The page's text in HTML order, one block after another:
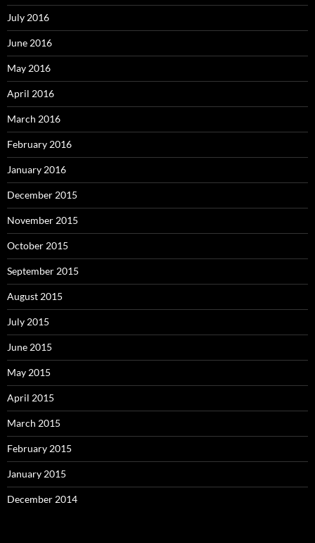
July 2016
June 2016
May 2016
April 2016
March 2016
February 2016
January 2016
December 2015
November 2015
October 2015
September 2015
August 2015
July 2015
June 2015
May 2015
April 2015
March 2015
February 2015
January 2015
December 2014